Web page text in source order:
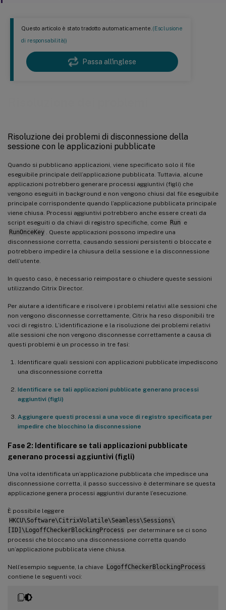
Questo articolo è stato tradotto automaticamente.(Esclusione
di responsabilità))
Passa all'inglese
Risoluzione dei problemi di disconnessione della
sessione con le applicazioni pubblicate
Quando si pubblicano applicazioni, viene specificato solo il file
eseguibile principale dell’applicazione pubblicata. Tuttavia, alcune
applicazioni potrebbero generare processi aggiuntivi (figli) che
vengono eseguiti in background e non vengono chiusi dal file eseguibile
principale corrispondente quando l’applicazione pubblicata principale
viene chiusa. Processi aggiuntivi potrebbero anche essere creati da
script eseguiti o da chiavi di registro specifiche, come Run e
RunOnceKey
. Queste applicazioni possono impedire una
disconnessione corretta, causando sessioni persistenti o bloccate e
potrebbero impedire la chiusura della sessione e la disconnessione
dell’utente.
In questo caso, è necessario reimpostare o chiudere queste sessioni
utilizzando Citrix Director.
Per aiutare a identificare e risolvere i problemi relativi alle sessioni che
non vengono disconnesse correttamente, Citrix ha reso disponibili tre
voci di registro. L’identificazione e la risoluzione dei problemi relativi
alle sessioni che non vengono disconnesse correttamente a causa di
questi problemi è un processo in tre fasi:
Identificare quali sessioni con applicazioni pubblicate impediscono
una disconnessione corretta
Identificare se tali applicazioni pubblicate generano processi
aggiuntivi (figli)
Aggiungere questi processi a una voce di registro specificata per
impedire che blocchino la disconnessione
Fase 2: Identificare se tali applicazioni pubblicate
generano processi aggiuntivi (figli)
Una volta identificata un’applicazione pubblicata che impedisce una
disconnessione corretta, il passo successivo è determinare se questa
applicazione genera processi aggiuntivi durante l’esecuzione.
È possibile leggere
HKCU\Software\CitrixVolatile\Seamless\Sessions\
[ID]\LogoffCheckerBlockingProcess per determinare se ci sono
processi che bloccano una disconnessione corretta quando
un’applicazione pubblicata viene chiusa.
Nell’esempio seguente, la chiave LogoffCheckerBlockingProcess
contiene le seguenti voci: